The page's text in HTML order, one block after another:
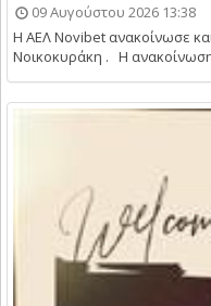
09 Αυγούστου 2026 13:38
Η ΑΕΛ Novibet ανακοίνωσε
Νοικοκυράκη . Η